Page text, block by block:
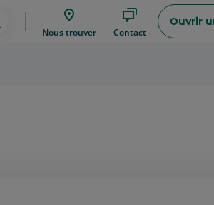
Nous trouver Contact
Ouvrir